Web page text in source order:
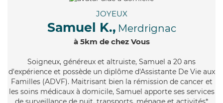
JOYEUX
Samuel K., Merdrignac
à 5km de chez Vous
Soigneux, généreux et altruiste, Samuel a 20 ans
d'expérience et possède un diplôme d'Assistante De Vie aux
Familles (ADVF). Maitrisant bien la rémission de cancer et
les soins médicaux à domicile, Samuel apporte ses services